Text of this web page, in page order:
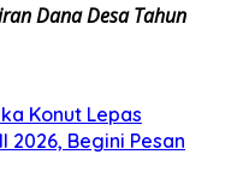
Dana Desa Tahun
Konut Lepas
2026, Begini Pesan